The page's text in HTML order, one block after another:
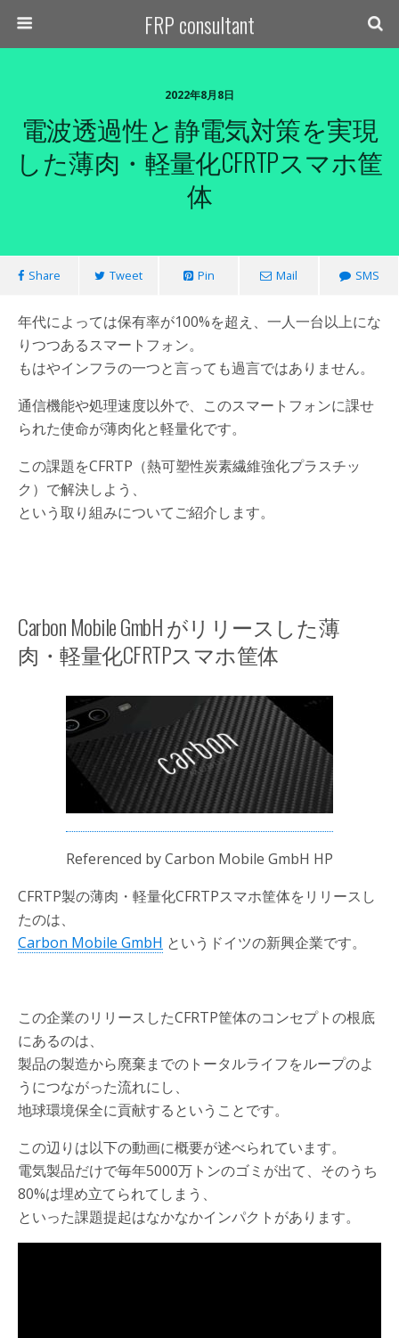
FRP consultant
2022年8月8日
電波透過性と静電気対策を実現
した薄肉・軽量化CFRTPスマホ筐
体
Share Tweet Pin Mail SMS
年代によっては保有率が100%を超え、一人一台以上にな
りつつあるスマートフォン。
もはやインフラの一つと言っても過言ではありません。
通信機能や処理速度以外で、このスマートフォンに課せ
られた使命が薄肉化と軽量化です。
この課題をCFRTP（熱可塑性炭素繊維強化プラスチッ
ク）で解決しよう、
という取り組みについてご紹介します。
Carbon Mobile GmbH がリリースした薄
肉・軽量化CFRTPスマホ筐体
Referenced by Carbon Mobile GmbH HP
CFRTP製の薄肉・軽量化CFRTPスマホ筐体をリリースし
たのは、
Carbon Mobile GmbH というドイツの新興企業です。
この企業のリリースしたCFRTP筐体のコンセプトの根底
にあるのは、
製品の製造から廃棄までのトータルライフをループのよ
うにつながった流れにし、
地球環境保全に貢献するということです。
この辺りは以下の動画に概要が述べられています。
電気製品だけで毎年5000万トンのゴミが出て、そのうち
80%は埋め立てられてしまう、
といった課題提起はなかなかインパクトがあります。